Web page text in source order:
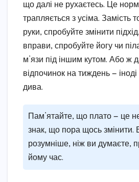
що далі не рухаєтесь. Це
трапляється з усіма. Замість
руки, спробуйте змінити
вправи, спробуйте йогу чи
м’язи під іншим кутом. Або ж
відпочинок на тиждень —
дива.
Пам’ятайте, що плато — це
знак, що пора щось змінити.
розумніше, ніж ви думаєте,
йому час.